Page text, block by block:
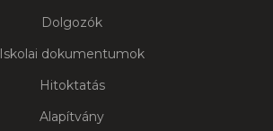
Dolgozók
Iskolai dokumentumok
Hitoktatás
Alapítvány